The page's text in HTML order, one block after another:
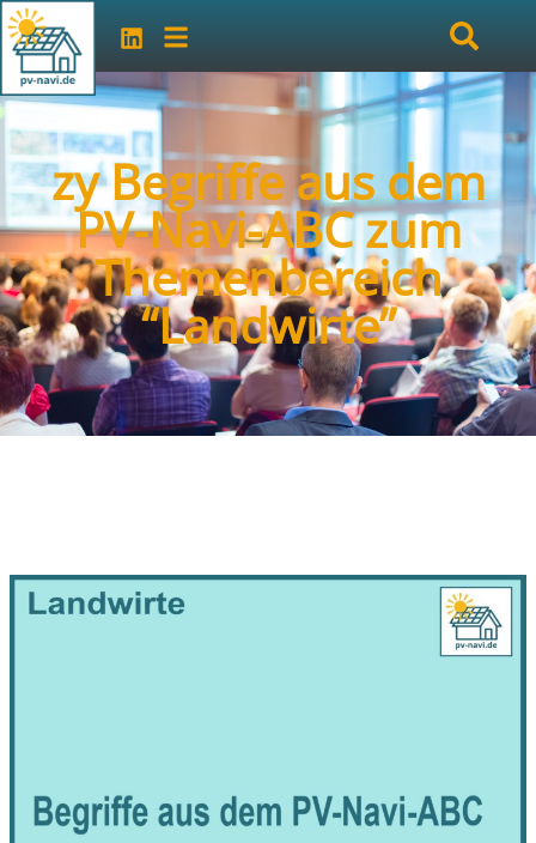
zy Begriffe aus dem
PV-Navi-ABC zum
Themenbereich
“Landwirte”